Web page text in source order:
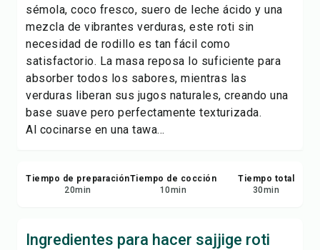
sémola, coco fresco, suero de leche ácido y una
mezcla de vibrantes verduras, este roti sin
necesidad de rodillo es tan fácil como
satisfactorio. La masa reposa lo suficiente para
absorber todos los sabores, mientras las
verduras liberan sus jugos naturales, creando una
base suave pero perfectamente texturizada.
Al cocinarse en una tawa...
Tiempo de preparación
20min
Tiempo de cocción
10min
Tiempo total
30min
Ingredientes para hacer sajjige roti